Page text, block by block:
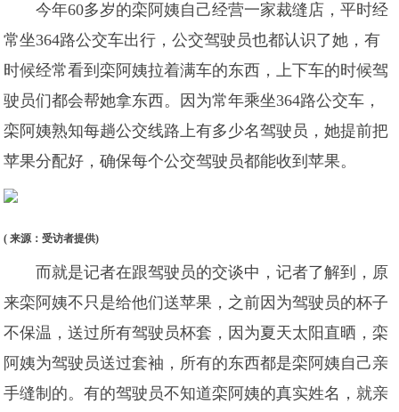
今年60多岁的栾阿姨自己经营一家裁缝店，平时经
常坐364路公交车出行，公交驾驶员也都认识了她，有
时候经常看到栾阿姨拉着满车的东西，上下车的时候驾
驶员们都会帮她拿东西。因为常年乘坐364路公交车，
栾阿姨熟知每趟公交线路上有多少名驾驶员，她提前把
苹果分配好，确保每个公交驾驶员都能收到苹果。
( 来源：受访者提供)
而就是记者在跟驾驶员的交谈中，记者了解到，原
来栾阿姨不只是给他们送苹果，之前因为驾驶员的杯子
不保温，送过所有驾驶员杯套，因为夏天太阳直晒，栾
阿姨为驾驶员送过套袖，所有的东西都是栾阿姨自己亲
手缝制的。有的驾驶员不知道栾阿姨的真实姓名，就亲